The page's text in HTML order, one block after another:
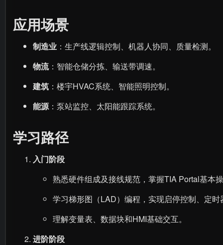
应用场景
制造业 ：生产线逻辑控制、机器人协同、质量检测。
物流：智能仓储分拣、输送带调速。
建筑 ：楼宇HVAC系统、智能照明控制。
能源：泵站监控、太阳能跟踪系统。
学习路径
入门阶段
熟悉硬件组成及接线规范，掌握TIA Portal基本操
学习梯形图（LAD）编程，实现启停控制、定时
理解变量表、数据块和HMI基础交互。
进阶阶段